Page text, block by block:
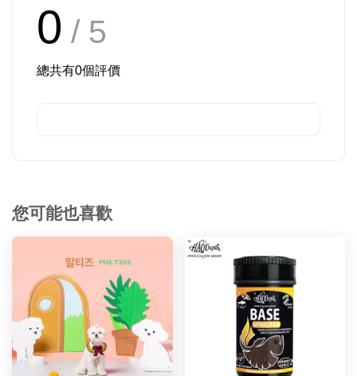
0 / 5
總共有0個評價
您可能也喜歡